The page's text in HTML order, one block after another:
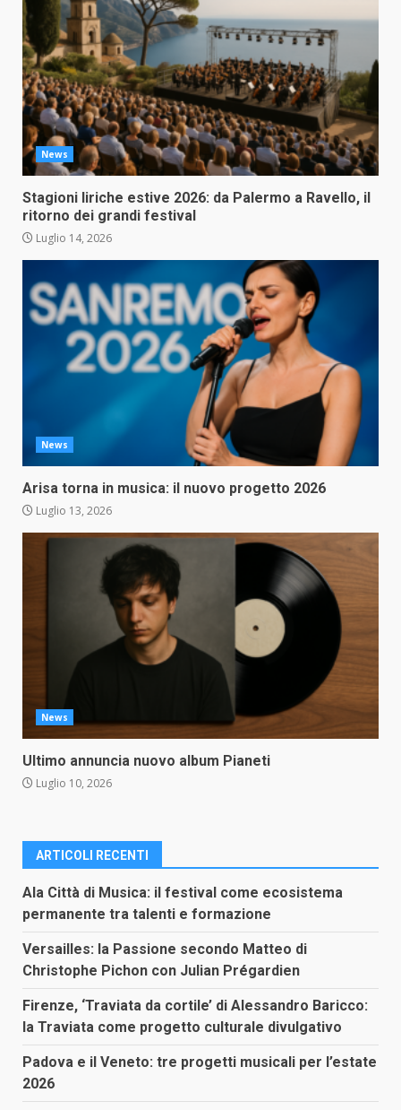
News
Stagioni liriche estive 2026: da Palermo a Ravello, il
ritorno dei grandi festival
Luglio 14, 2026
News
Arisa torna in musica: il nuovo progetto 2026
Luglio 13, 2026
News
Ultimo annuncia nuovo album Pianeti
Luglio 10, 2026
ARTICOLI RECENTI
Ala Città di Musica: il festival come ecosistema
permanente tra talenti e formazione
Versailles: la Passione secondo Matteo di
Christophe Pichon con Julian Prégardien
Firenze, ‘Traviata da cortile’ di Alessandro Baricco:
la Traviata come progetto culturale divulgativo
Padova e il Veneto: tre progetti musicali per l’estate
2026